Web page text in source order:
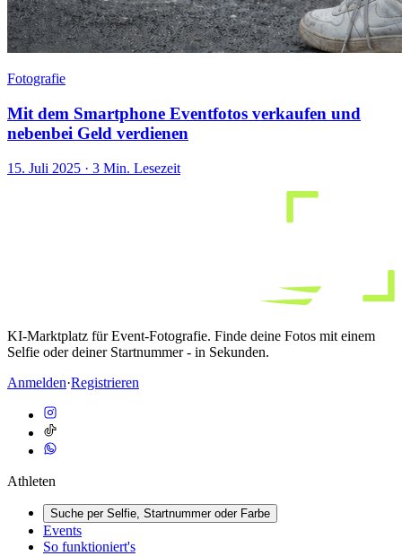
Fotografie
Mit dem Smartphone Eventfotos verkaufen und
nebenbei Geld verdienen
15. Juli 2025 · 3 Min. Lesezeit
KI-Marktplatz für Event-Fotografie. Finde deine Fotos mit einem
Selfie oder deiner Startnummer - in Sekunden.
Anmelden·Registrieren
Athleten
Suche per Selfie, Startnummer oder Farbe
Events
So funktioniert's